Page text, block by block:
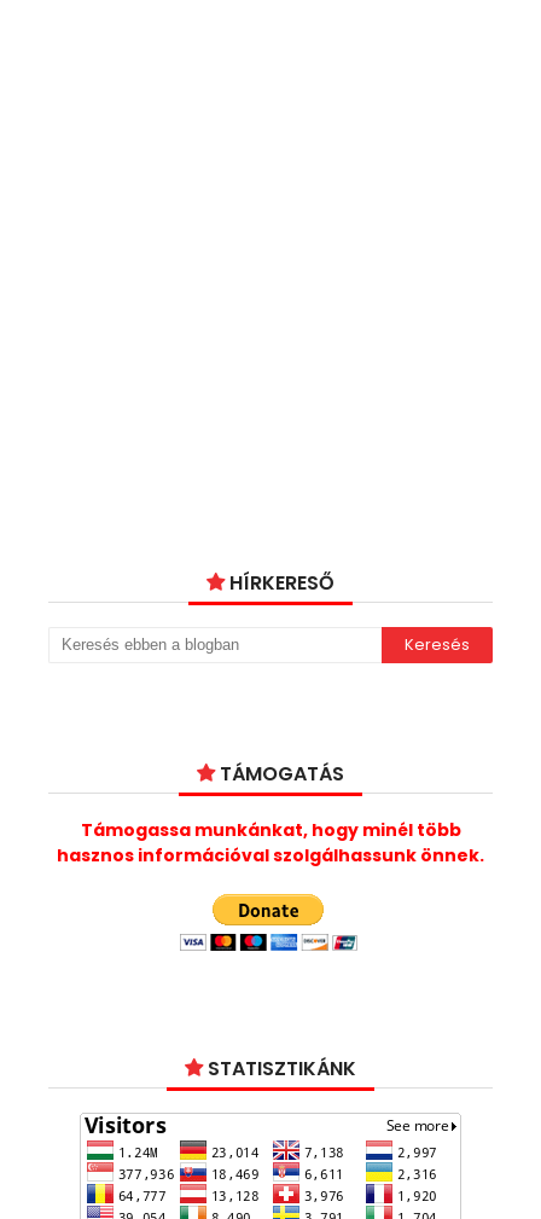
HÍRKERESŐ
TÁMOGATÁS
Támogassa munkánkat, hogy minél több
hasznos információval szolgálhassunk önnek.
STATISZTIKÁNK